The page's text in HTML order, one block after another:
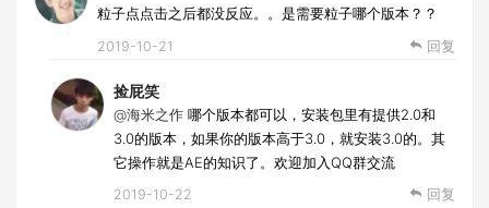
粒子点点击之后都没反应。。是需要粒子哪个版本？？
2019-10-21 回复
捡屁笑
@海米之作 哪个版本都可以，安装包里有提供2.0和
3.0的版本，如果你的版本高于3.0，就安装3.0的。其
它操作就是AE的知识了。欢迎加入QQ群交流
2019-10-22 回复